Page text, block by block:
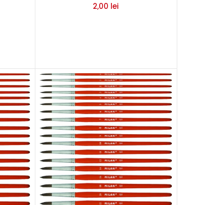
2,00 lei